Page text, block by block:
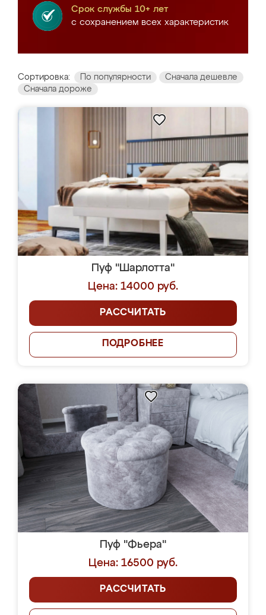
Срок службы 10+ лет
с сохранением всех характеристик
Сортировка: По популярности
Сначала дешевле
Сначала дороже
Пуф "Шарлотта"
Цена: 14000 руб.
РАССЧИТАТЬ
ПОДРОБНЕЕ
Пуф "Фьера"
Цена: 16500 руб.
РАССЧИТАТЬ